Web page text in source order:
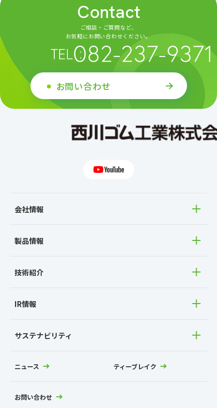
Contact
ご相談・ご質問など、
お気軽にお問い合わせください。
お問い合わせ
会社情報
製品情報
技術紹介
IR情報
サステナビリティ
ニュース ティーブレイク
お問い合わせ